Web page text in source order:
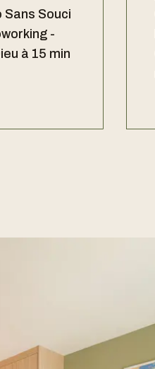
Sans Souci
-
à 15 min